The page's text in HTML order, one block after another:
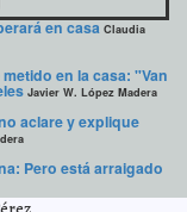
en casa Claudia
en la casa: "Van
Javier W. López Madera
aclare y explique
Pero está arraigado